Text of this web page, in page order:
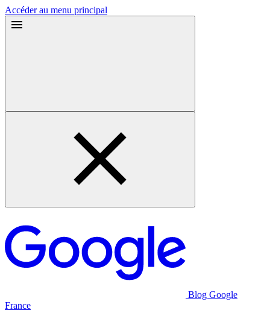
Accéder au menu principal
Blog Google
France